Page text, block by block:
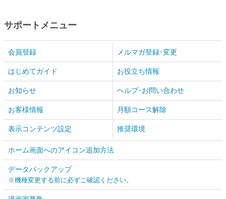
サポートメニュー
会員登録 メルマガ登録･変更
はじめてガイド お役立ち情報
お知らせ ヘルプ･お問い合わせ
お客様情報 月額コース解除
表示コンテンツ設定 推奨環境
ホーム画面へのアイコン追加方法
データバックアップ
※機種変更する前に必ずご確認ください。